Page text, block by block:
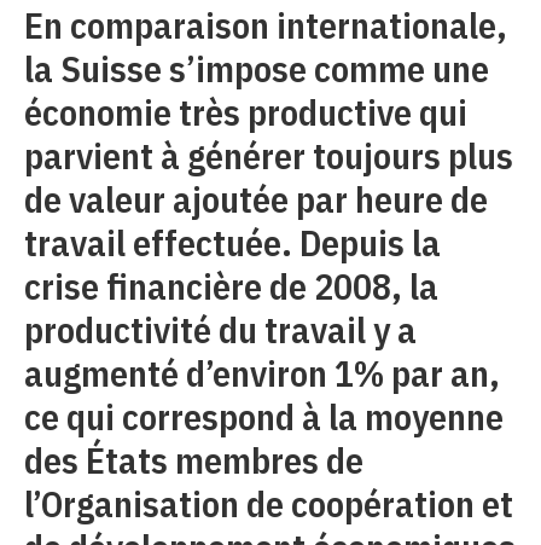
En comparaison internationale,
la Suisse s’impose comme une
économie très productive qui
parvient à générer toujours plus
de valeur ajoutée par heure de
travail effectuée. Depuis la
crise financière de 2008, la
productivité du travail y a
augmenté d’environ 1% par an,
ce qui correspond à la moyenne
des États membres de
l’Organisation de coopération et